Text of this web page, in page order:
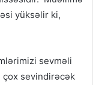
yüksəlir ki,
sevməli
sevindirəcək